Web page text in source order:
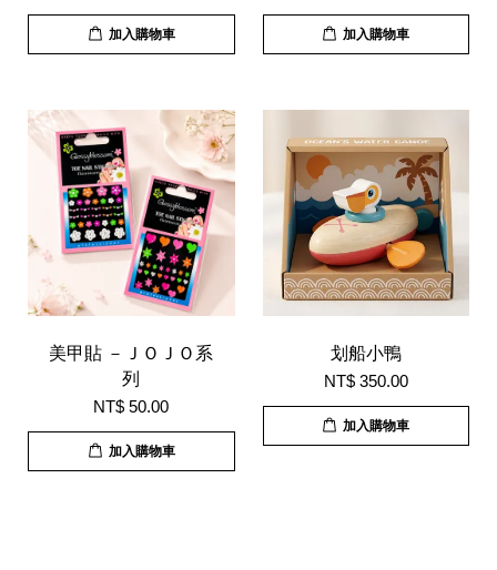
加入購物車 加入購物車
美甲貼 －ＪＯＪＯ系
列
NT$ 50.00
加入購物車
划船小鴨
NT$ 350.00
加入購物車